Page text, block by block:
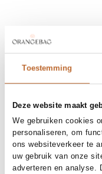
Toestemming
Deze website maakt
We gebruiken cookies
personaliseren, om
ons websiteverkeer te
uw gebruik van onze
adverteren en analyse.